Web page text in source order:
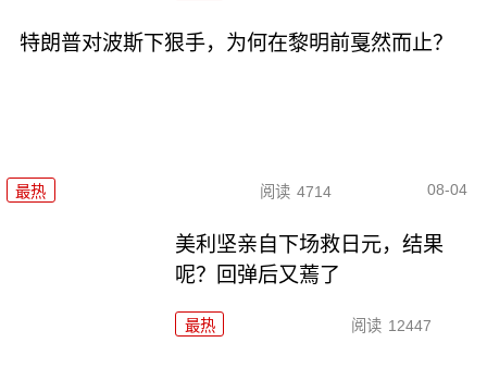
特朗普对波斯下狠手，为何在黎明前戛然而止？
最热 阅读 4714 08-04
美利坚亲自下场救日元，结果
呢？回弹后又蔫了
最热 阅读 12447